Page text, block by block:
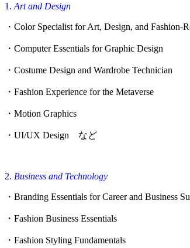
1. Art and Design
・Color Specialist for Art, Design, and Fashion-
・Computer Essentials for Graphic Design
・Costume Design and Wardrobe Technician
・Fashion Experience for the Metaverse
・Motion Graphics
・UI/UX Design など
2. Business and Technology
・Branding Essentials for Career and Business
・Fashion Business Essentials
・Fashion Styling Fundamentals